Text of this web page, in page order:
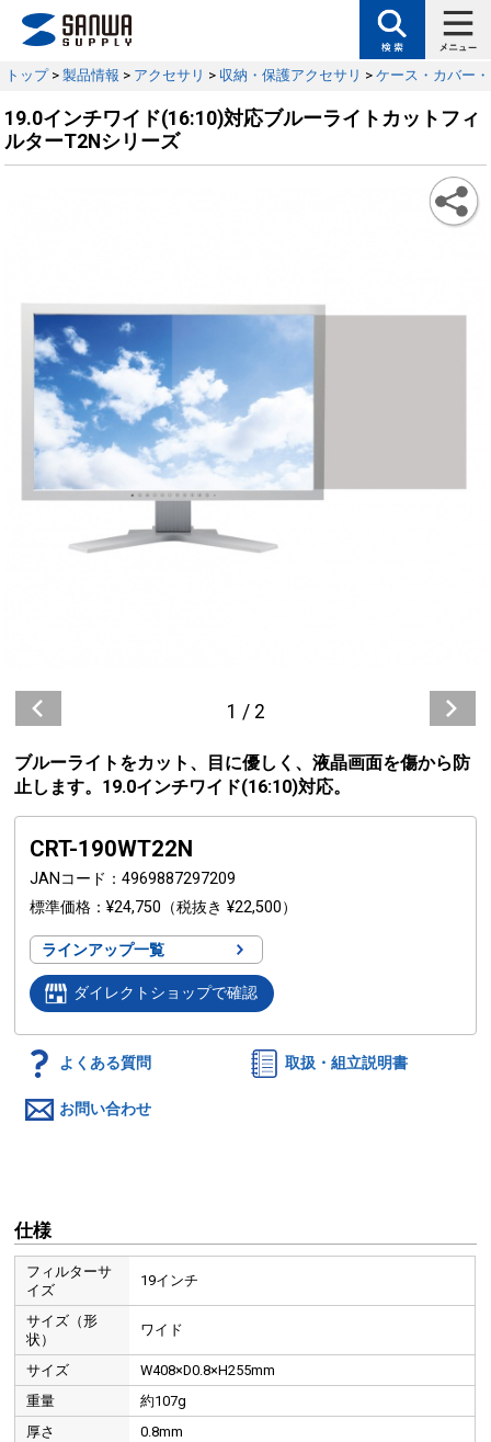
トップ> 製品情報 > アクセサリ > 収納・保護アクセサリ > ケース・カバー
19.0インチワイド(16:10)対応ブルーライトカットフィ
ルターT2Nシリーズ
1 / 2
ブルーライトをカット、目に優しく、液晶画面を傷から防
止します。19.0インチワイド(16:10)対応。
CRT-190WT22N
JANコード
4969887297209
標準価格
¥24,750 （税抜き ¥22,500）
ラインアップ一覧
ダイレクトショップで確認
よくある質問 取扱・組立説明書
お問い合わせ
仕様
フィルターサ
イズ
19インチ
サイズ（形
状）
ワイド
サイズ
W408×D0.8×H255mm
重量
約107g
厚さ
0.8mm